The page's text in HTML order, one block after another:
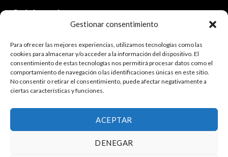
Gestionar consentimiento
Para ofrecer las mejores experiencias, utilizamos tecnologías como las
cookies para almacenar y/o acceder a la información del dispositivo. El
consentimiento de estas tecnologías nos permitirá procesar datos como el
comportamiento de navegación o las identificaciones únicas en este sitio.
No consentir o retirar el consentimiento, puede afectar negativamente a
ciertas características y funciones.
ACEPTAR
DENEGAR
Colaborador:
¿Quieres trabajar con nosotros?